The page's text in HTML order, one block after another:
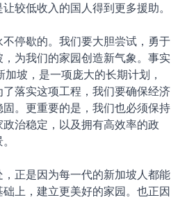
较低收入的国人得到更多援助。
停歇的。我们要大胆尝试，勇于
为我们的家园创造新气象。事实
坡，是一项庞大的长期计划，
落实这项工程，我们要确保经济
。更重要的是，我们也必须保持
治稳定，以及拥有高效率的政
正是因为每一代的新加坡人都能
上，建立更美好的家园。也正因